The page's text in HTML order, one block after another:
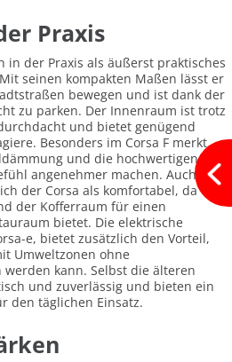
Praxis
in der Praxis als äußerst praktisches
seinen kompakten Maßen lässt er
bewegen und ist dank der
zu parken. Der Innenraum ist trotz
und bietet genügend
Besonders im Corsa F merkt
und die hochwertigen
angenehmer machen. Auch bei
der Corsa als komfortabel, da die
der Kofferraum für einen
bietet. Die elektrische
e, bietet zusätzlich den Vorteil,
Umweltzonen ohne
kann. Selbst die älteren
und zuverlässig und bieten ein
den täglichen Einsatz.